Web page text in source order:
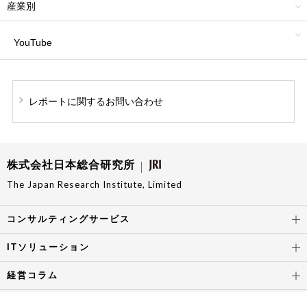
産業別
YouTube
レポートに関するお問い合わせ
株式会社日本総合研究所
The Japan Research Institute, Limited
コンサルティングサービス
ITソリューション
経営コラム